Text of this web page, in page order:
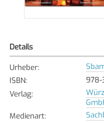
Details
Urheber:
ISBN:
Verlag:
Medienart: